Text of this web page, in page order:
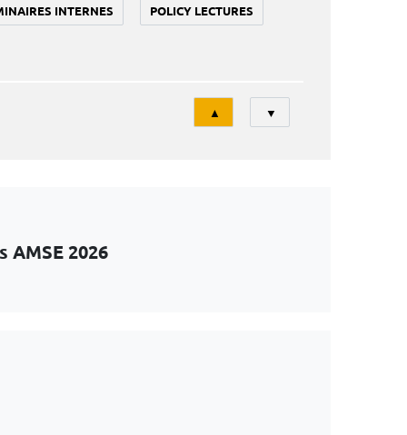
INTERNES POLICY LECTURES
Tri
▲ ▼
2026